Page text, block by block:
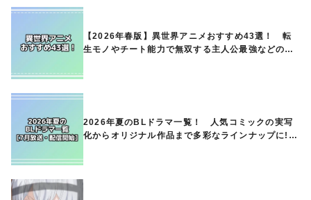
【2026年春版】異世界アニメおすすめ43選！ 転
生モノやチート能力で無双する主人公最強などの人
2026年夏のBLドラマ一覧！ 人気コミックの実写
化からオリジナル作品まで多彩なラインナップに!!